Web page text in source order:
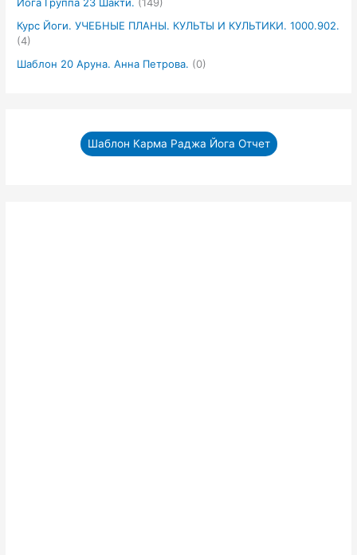
Курс Йоги. УЧЕБНЫЕ ПЛАНЫ. КУЛЬТЫ И КУЛЬТИКИ. 1000.902.
(4)
Шаблон 20 Аруна. Анна Петрова. (0)
Шаблон Карма Раджа Йога Отчет